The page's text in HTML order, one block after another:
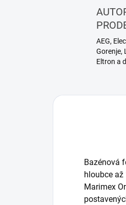
AEG,
Gorenje,
Eltron a
Bazénová
hloubce
Marimex